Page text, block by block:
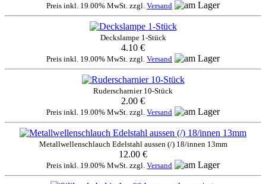
Preis inkl. 19.00% MwSt. zzgl. Versand
Deckslampe 1-Stück
4.10 €
Preis inkl. 19.00% MwSt. zzgl. Versand
Ruderscharnier 10-Stück
2.00 €
Preis inkl. 19.00% MwSt. zzgl. Versand
Metallwellenschlauch Edelstahl aussen (/) 18/innen 13mm
12.00 €
Preis inkl. 19.00% MwSt. zzgl. Versand